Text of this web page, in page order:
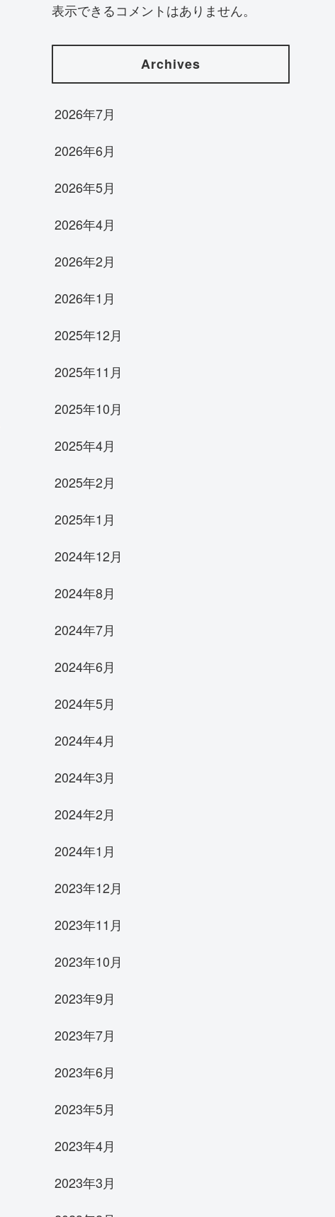
表示できるコメントはありません。
Archives
2026年7月
2026年6月
2026年5月
2026年4月
2026年2月
2026年1月
2025年12月
2025年11月
2025年10月
2025年4月
2025年2月
2025年1月
2024年12月
2024年8月
2024年7月
2024年6月
2024年5月
2024年4月
2024年3月
2024年2月
2024年1月
2023年12月
2023年11月
2023年10月
2023年9月
2023年7月
2023年6月
2023年5月
2023年4月
2023年3月